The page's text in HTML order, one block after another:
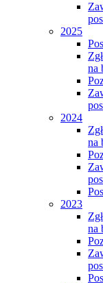
2025
na
2024
na
2023
na